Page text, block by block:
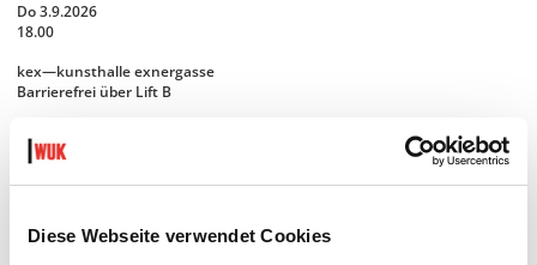
Diese Webseite verwendet Cookies
Do 3.9.2026
18.00
kex—kunsthalle exnergasse
Barrierefrei über Lift B